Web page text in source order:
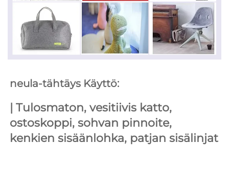
neula-tähtäys Käyttö:
Tulosmaton, vesitiivis katto,
ostoskoppi, sohvan pinnoite,